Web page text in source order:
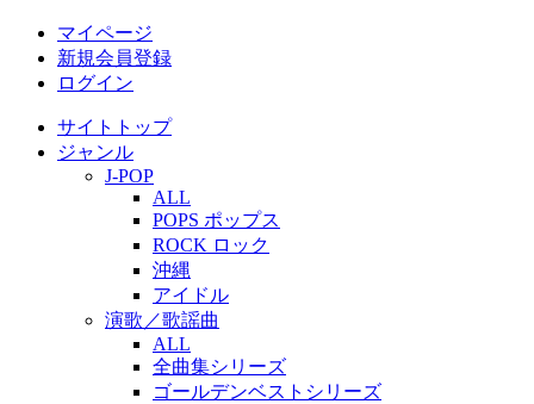
マイページ
新規会員登録
ログイン
サイトトップ
ジャンル
J-POP
ALL
POPS ポップス
ROCK ロック
沖縄
アイドル
演歌／歌謡曲
ALL
全曲集シリーズ
ゴールデンベストシリーズ